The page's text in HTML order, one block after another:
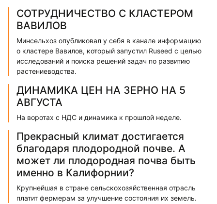
СОТРУДНИЧЕСТВО С КЛАСТЕРОМ
ВАВИЛОВ
Минсельхоз опубликовал у себя в канале информацию
о кластере Вавилов, который запустил Ruseed с целью
исследований и поиска решений задач по развитию
растениеводства.
ДИНАМИКА ЦЕН НА ЗЕРНО НА 5
АВГУСТА
На воротах с НДС и динамика к прошлой неделе.
Прекрасный климат достигается
благодаря плодородной почве. А
может ли плодородная почва быть
именно в Калифорнии?
Крупнейшая в стране сельскохозяйственная отрасль
платит фермерам за улучшение состояния их земель.